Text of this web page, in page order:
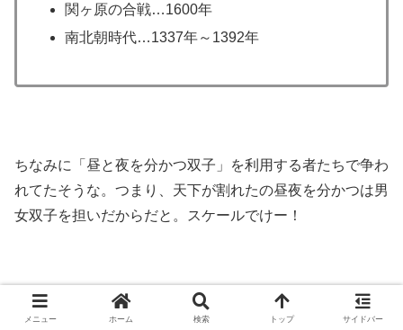
関ヶ原の合戦…1600年
南北朝時代…1337年～1392年
ちなみに「昼と夜を分かつ双子」を利用する者たちで争わ
れてたそうな。つまり、天下が割れたの昼夜を分かつは男
女双子を担いだからだと。スケールでけー！
しかし解せないのは「解」と「封」がぶつかったらどうな
メニュー ホーム 検索 トップ サイドバー